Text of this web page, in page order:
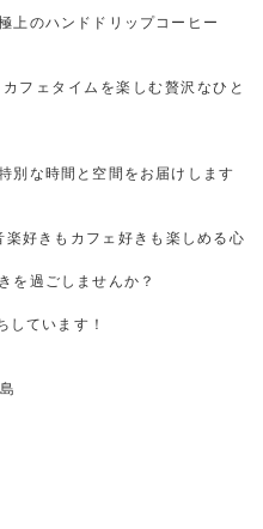
上のハンドドリップコーヒー
フェタイムを楽しむ贅沢なひと
別な時間と空間をお届けします
好きもカフェ好きも楽しめる心
を過ごしませんか？
ています！